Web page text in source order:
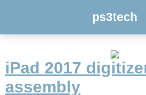
ps3tech
iPad 2017
assembly